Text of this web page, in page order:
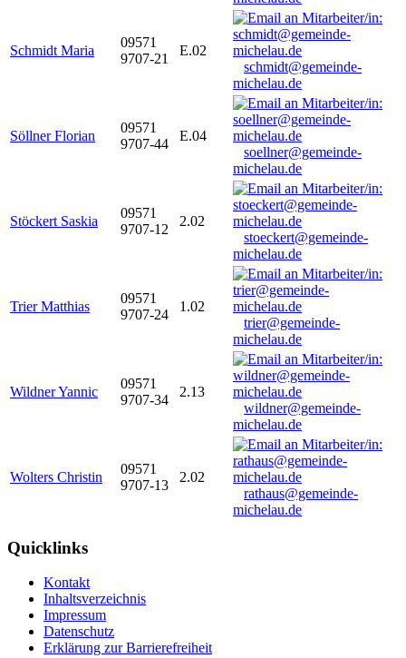
Schmidt Maria
09571
9707-21
E.02
schmidt@gemeinde-
michelau.de
Söllner Florian
09571
9707-44
E.04
soellner@gemeinde-
michelau.de
Stöckert Saskia
09571
9707-12
2.02
stoeckert@gemeinde-
michelau.de
Trier Matthias
09571
9707-24
1.02
trier@gemeinde-
michelau.de
Wildner Yannic
09571
9707-34
2.13
wildner@gemeinde-
michelau.de
Wolters Christin
09571
9707-13
2.02
rathaus@gemeinde-
michelau.de
Quicklinks
Kontakt
Inhaltsverzeichnis
Impressum
Datenschutz
Erklärung zur Barrierefreiheit